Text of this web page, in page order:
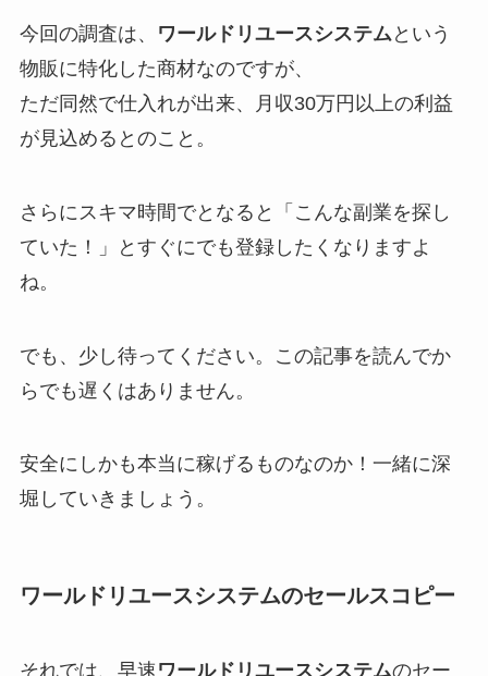
今回の調査は、 ワールドリユースシステム という
物販に特化した商材なのですが、
ただ同然で仕入れが出来、月収30万円以上の利益
が見込めるとのこと。
さらにスキマ時間でとなると「こんな副業を探し
ていた！」とすぐにでも登録したくなりますよ
ね。
でも、少し待ってください。この記事を読んでか
らでも遅くはありません。
安全にしかも本当に稼げるものなのか！一緒に深
堀していきましょう。
ワールドリユースシステムのセールスコピー
それでは、早速 ワールドリユースシステムのセー